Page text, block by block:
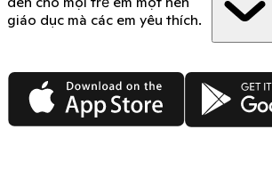
giáo dục mà các em yêu thích.
App Store Google Play